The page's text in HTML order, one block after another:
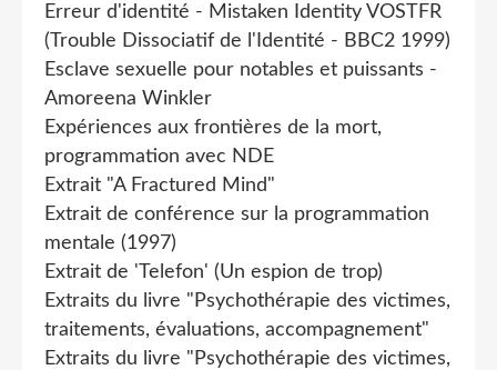
Erreur d'identité - Mistaken Identity VOSTFR
(Trouble Dissociatif de l'Identité - BBC2 1999)
Esclave sexuelle pour notables et puissants -
Amoreena Winkler
Expériences aux frontières de la mort,
programmation avec NDE
Extrait "A Fractured Mind"
Extrait de conférence sur la programmation
mentale (1997)
Extrait de 'Telefon' (Un espion de trop)
Extraits du livre "Psychothérapie des victimes,
traitements, évaluations, accompagnement"
Extraits du livre "Psychothérapie des victimes,